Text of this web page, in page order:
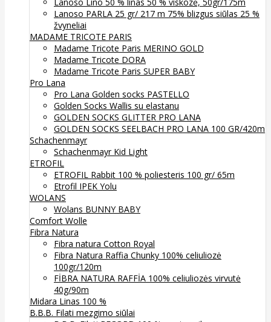
Lanoso PARLA 25 gr/ 217 m 75% blizgus siūlas 25 %
žvyneliai
MADAME TRICOTE PARIS
Madame Tricote Paris MERINO GOLD
Madame Tricote DORA
Madame Tricote Paris SUPER BABY
Pro Lana
Pro Lana Golden socks PASTELLO
Golden Socks Wallis su elastanu
GOLDEN SOCKS GLITTER PRO LANA
GOLDEN SOCKS SEELBACH PRO LANA 100 GR/420m
Schachenmayr
Schachenmayr Kid Light
ETROFIL
ETROFIL Rabbit 100 % poliesteris 100 gr/ 65m
Etrofil IPEK Yolu
WOLANS
Wolans BUNNY BABY
Comfort Wolle
Fibra Natura
Fibra natura Cotton Royal
Fibra Natura Raffia Chunky 100% celiuliozė
100gr/120m
FİBRA NATURA RAFFİA 100% celiuliozės virvutė
40g/90m
Midara Linas 100 %
B.B.B. Filati mezgimo siūlai